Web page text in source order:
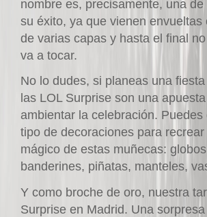
nombre es, precisamente, una
su éxito, ya que vienen envueltas
de varias capas y hasta el final
va a tocar.
No lo dudes, si planeas una
las LOL Surprise son una
ambientar la celebración. Puedes
tipo de decoraciones para
mágico de estas muñecas:
banderines, piñatas, manteles,
Y como broche de oro, nuestra
Surprise en Madrid. Una